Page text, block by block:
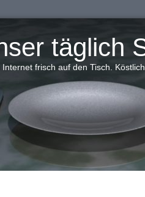
täglich
frisch auf den Tisch.